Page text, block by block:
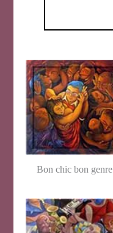
Bon chic bon genre